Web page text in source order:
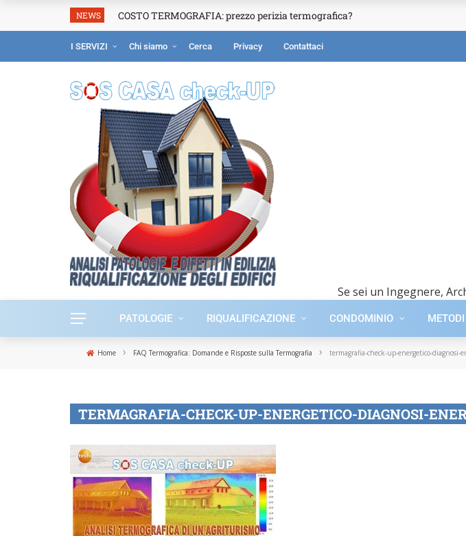
NEWS COSTO TERMOGRAFIA: prezzo perizia termografica?
I SERVIZI Chi siamo Cerca Privacy Contattaci
Se sei un Ingegnere,
PATOLOGIE RIQUALIFICAZIONE CONDOMINIO
Home › FAQ Termografica: Domande e Risposte sulla Termografia › termagrafia-check-up-energetico-diagnosi-
TERMAGRAFIA-CHECK-UP-ENERGETICO-DIAGNOSI-